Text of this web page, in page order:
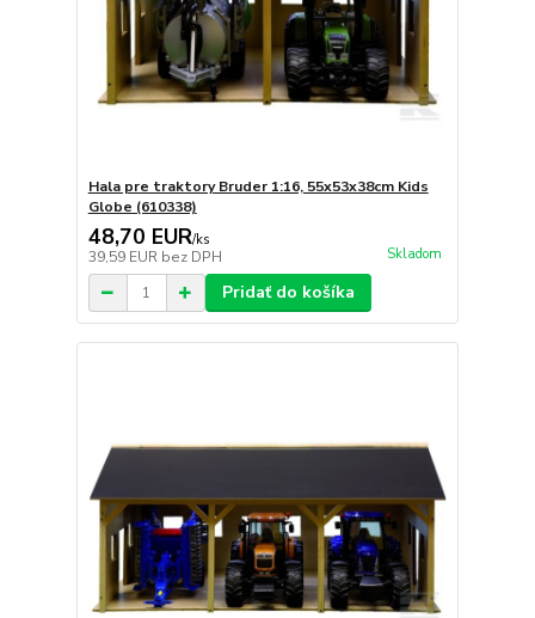
Hala pre traktory Bruder 1:16, 55x53x38cm Kids
Globe (610338)
48,70 EUR/ks
39,59 EUR bez DPH Skladom
Pridať do košíka